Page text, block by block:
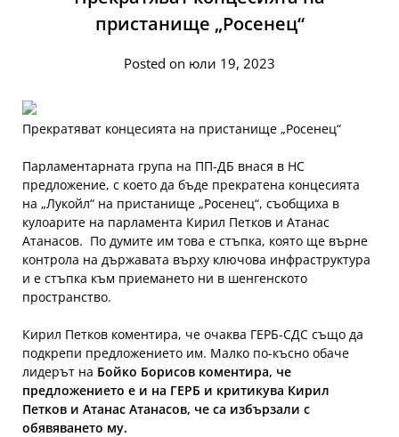
пристанище „Росенец“
Posted on юли 19, 2023
Прекратяват концесията на пристанище „Росенец“
Парламентарната група на ПП-ДБ внася в НС
предложение, с което да бъде прекратена концесията
на „Лукойл“ на пристанище „Росенец“, съобщиха в
кулоарите на парламента Кирил Петков и Атанас
Атанасов. По думите им това е стъпка, която ще върне
контрола на държавата върху ключова инфраструктура
и е стъпка към приемането ни в шенгенското
пространство.
Кирил Петков коментира, че очаква ГЕРБ-СДС също да
подкрепи предложението им. Малко по-късно обаче
лидерът на Бойко Борисов коментира, че
предложението е и на ГЕРБ и критикува Кирил
Петков и Атанас Атанасов, че са избързали с
обявяването му.